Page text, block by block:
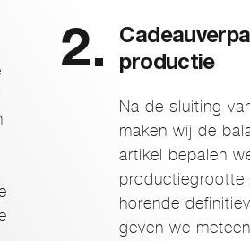
productie
Na de sluiting
maken wij de
artikel bepalen
productiegrootte
horende
geven we